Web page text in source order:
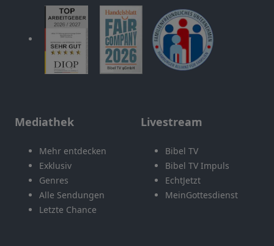
Mediathek
Mehr entdecken
Exklusiv
Genres
Alle Sendungen
Letzte Chance
Livestream
Bibel TV
Bibel TV Impuls
EchtJetzt
MeinGottesdienst